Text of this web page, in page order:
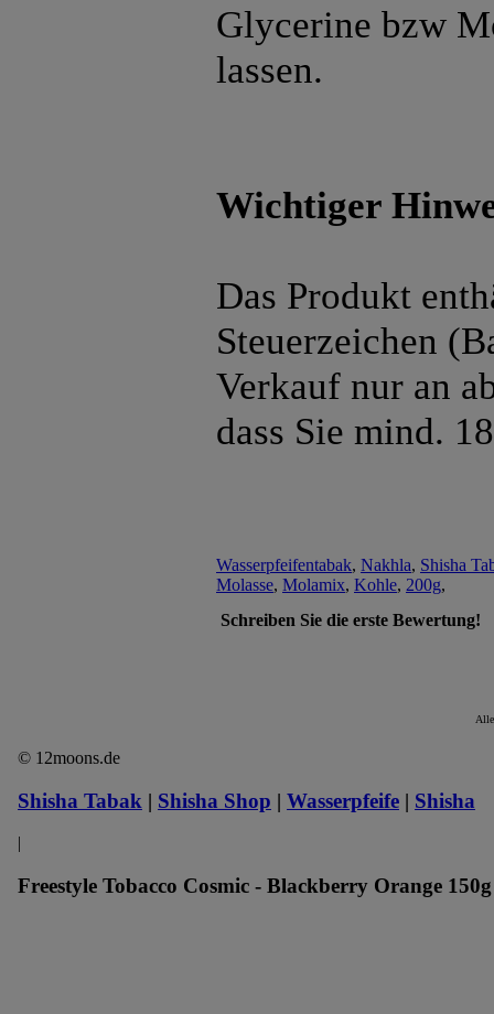
Glycerine bzw
lassen.
Wichtiger
Das Produkt
Steuerzeichen
Verkauf nur an
dass Sie mind.
Wasserpfeifentabak, Nakhla, Shisha
Molasse, Molamix, Kohle, 200g,
Schreiben Sie die erste Bewertung!
© 12moons.de
Shisha Tabak | Shisha Shop | Wasserpfeife | Shisha
|
Freestyle Tobacco Cosmic - Blackberry Orange